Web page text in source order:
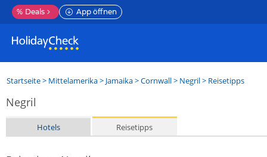
% Deals App öffnen
Startseite> Mittelamerika> Jamaika>Cornwall> Negril> Reisetipps
Negril
Hotels Reisetipps